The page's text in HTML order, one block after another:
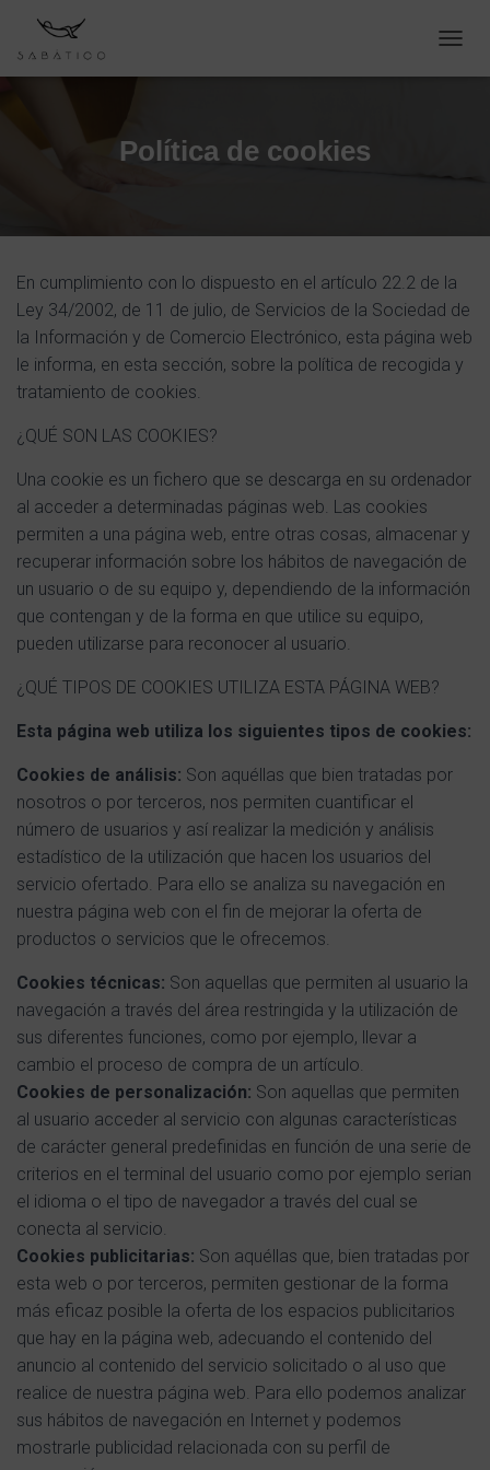
A
D
E
A
V
Política de cookies
En cumplimiento con lo dispuesto en el artículo 22.2 de la
Ley 34/2002, de 11 de julio, de Servicios de la Sociedad de
la Información y de Comercio Electrónico, esta página web
le informa, en esta sección, sobre la política de recogida y
tratamiento de cookies.
¿QUÉ SON LAS COOKIES?
Una cookie es un fichero que se descarga en su ordenador
al acceder a determinadas páginas web. Las cookies
permiten a una página web, entre otras cosas, almacenar y
recuperar información sobre los hábitos de navegación de
un usuario o de su equipo y, dependiendo de la información
que contengan y de la forma en que utilice su equipo,
pueden utilizarse para reconocer al usuario.
¿QUÉ TIPOS DE COOKIES UTILIZA ESTA PÁGINA WEB?
Esta página web utiliza los siguientes tipos de cookies:
Cookies de análisis: Son aquéllas que bien tratadas por
nosotros o por terceros, nos permiten cuantificar el
número de usuarios y así realizar la medición y análisis
estadístico de la utilización que hacen los usuarios del
servicio ofertado. Para ello se analiza su navegación en
nuestra página web con el fin de mejorar la oferta de
productos o servicios que le ofrecemos.
Cookies técnicas: Son aquellas que permiten al usuario la
navegación a través del área restringida y la utilización de
sus diferentes funciones, como por ejemplo, llevar a
cambio el proceso de compra de un artículo.
Cookies de personalización: Son aquellas que permiten
al usuario acceder al servicio con algunas características
de carácter general predefinidas en función de una serie de
criterios en el terminal del usuario como por ejemplo serian
el idioma o el tipo de navegador a través del cual se
conecta al servicio.
Cookies publicitarias: Son aquéllas que, bien tratadas por
esta web o por terceros, permiten gestionar de la forma
más eficaz posible la oferta de los espacios publicitarios
que hay en la página web, adecuando el contenido del
anuncio al contenido del servicio solicitado o al uso que
realice de nuestra página web. Para ello podemos analizar
sus hábitos de navegación en Internet y podemos
mostrarle publicidad relacionada con su perfil de